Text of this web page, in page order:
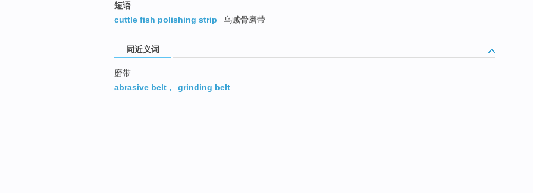
短语
cuttle fish polishing strip
乌贼骨磨带
同近义词
磨带
abrasive belt , grinding belt